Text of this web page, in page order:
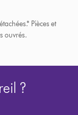
Pièces et
ouvrés.
?